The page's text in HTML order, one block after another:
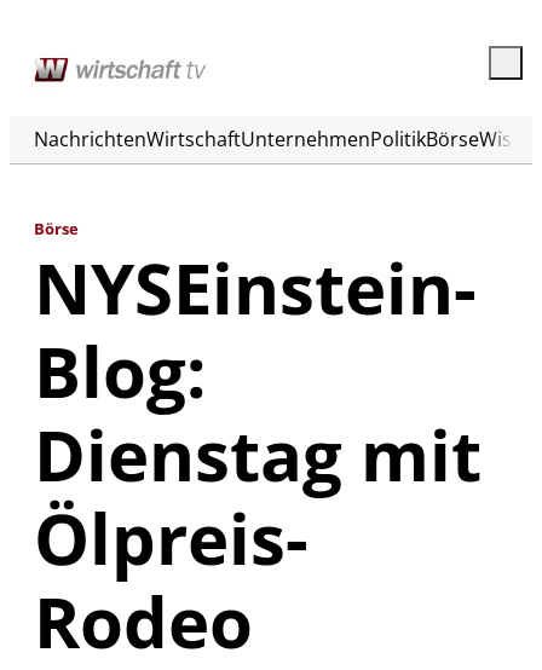
NachrichtenWirtschaftUnternehmenPolitikBörse
Börse
NYSEinstein-
Blog:
Dienstag mit
Ölpreis-
Rodeo